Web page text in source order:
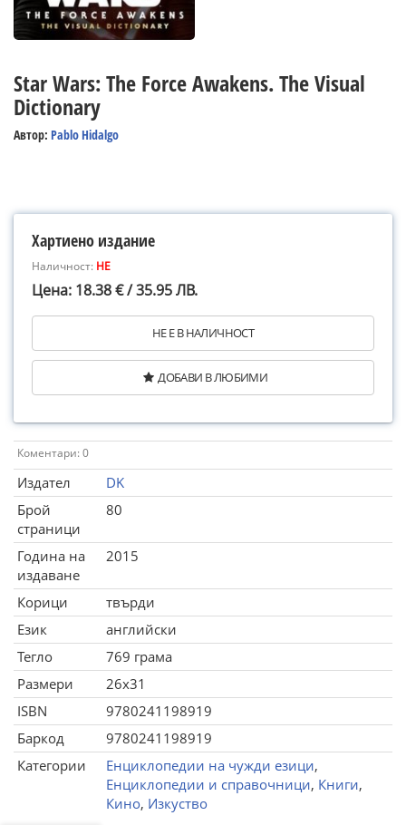
Star Wars: The Force Awakens. The Visual
Dictionary
Автор: Pablo Hidalgo
Хартиено издание
Наличност: НЕ
Цена: 18.38 € / 35.95 ЛВ.
НЕ Е В НАЛИЧНОСТ
ДОБАВИ В ЛЮБИМИ
Коментари: 0
Издател
DK
Брой
страници
80
Година на
издаване
2015
Корици
твърди
Език
английски
Тегло
769 грама
Размери
26x31
ISBN
9780241198919
Баркод
9780241198919
Категории
Енциклопедии на чужди езици,
Енциклопедии и справочници, Книги,
Кино, Изкуство